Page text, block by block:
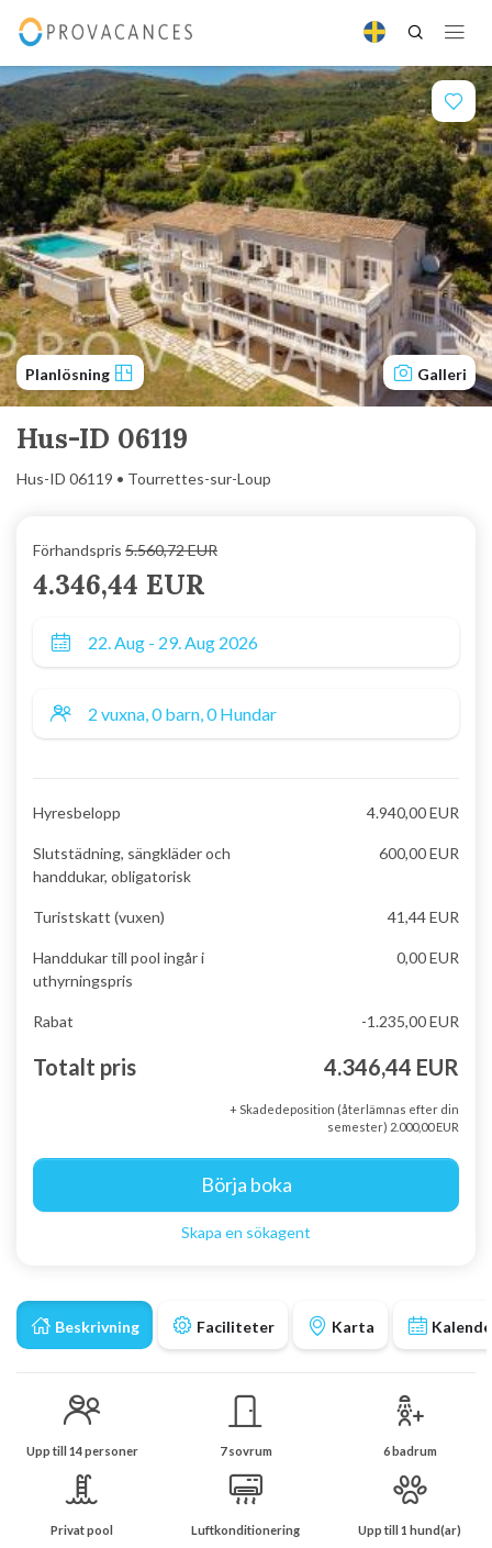
Planlösning Galleri
Hus-ID 06119
Hus-ID 06119 • Tourrettes-sur-Loup
Beskrivning Faciliteter Karta
Upp till 14 personer 7 sovrum 6 badrum
Privat pool Luftkonditionering Upp till 1 hund(ar)
Förhandspris 5.560,72 EUR
4.346,44 EUR
Hyresbelopp 4.940,00 EUR
Slutstädning, sängkläder och
handdukar, obligatorisk
600,00 EUR
Turistskatt (vuxen) 41,44 EUR
Handdukar till pool ingår i
uthyrningspris
0,00 EUR
Rabat -1.235,00 EUR
Totalt pris 4.346,44 EUR
+ Skadedeposition (återlämnas efter din
semester) 2.000,00 EUR
Börja boka
Skapa en sökagent